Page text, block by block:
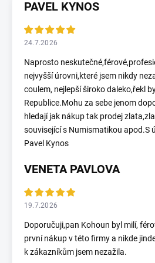
PAVEL KYNOS
24.7.2026
Naprosto
nejvyšší úrovni,které jsem nikdy
coulem, nejlepší široko daleko,řekl
Republice.Mohu za sebe jenom
hledají jak nákup tak prodej
související s Numismatikou apod.S
Pavel Kynos
VENETA PAVLOVA
19.7.2026
Doporučuji,pan Kohoun byl milí,
první nákup v této firmy a nikde
k zákazníkům jsem nezažila.